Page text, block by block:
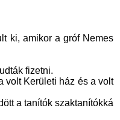
ki, amikor a gróf Nemes
fizetni.
volt Kerületi ház és a volt
a tanítók szaktanítókká